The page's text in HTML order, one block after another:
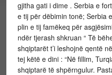
gjitha gati i dime . Serbia e
e tij për dëbimin tonë; Serbia
plin e tij famëkeq për
ndër tjerash shkruan “ Të
shqiptarët t’i leshojnë qentë
tej këtë e dini : “Në fillim,
shqiptarë të shpërngulur.